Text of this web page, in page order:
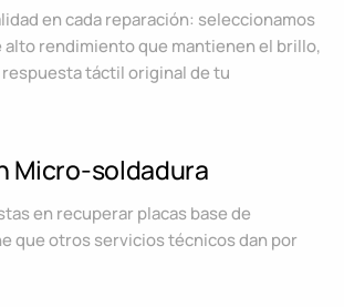
en cada reparación: seleccionamos
rendimiento que mantienen el brillo,
táctil original de tu
Micro-soldadura
en recuperar placas base de
que otros servicios técnicos dan por